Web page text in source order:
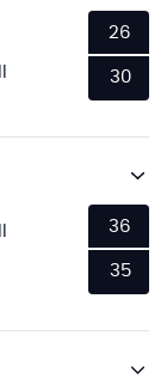
26
30
36
35